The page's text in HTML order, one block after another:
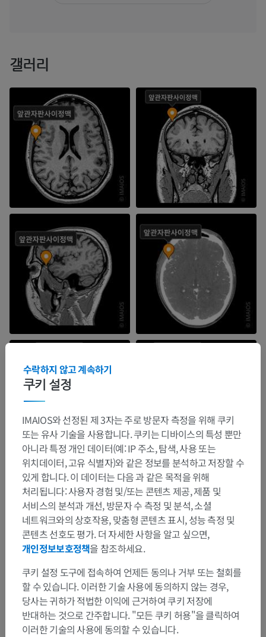
갤러리
해부학적 계층
인체 해부학 2
인체 > 통합계통 > 심장혈관계통
머리정맥 > 판사이정맥> 앞관자판사이정맥
하위 구조:이 부위는 하위 해부 구조가 없습니다
쿠키 설정
수락하지 않고 계속하기
IMAIOS와 선정된 제 3자는 주로 방문자 측정을 위해 쿠키
또는 유사 기술을 사용합니다. 쿠키는 디바이스의 특성 뿐만
아니라 특정 개인 데이터(예: IP 주소, 탐색, 사용 또는
위치데이터, 고유 식별자)와 같은 정보를 분석하고 저장할 수
있게 합니다. 이 데이터는 다음 과 같은 목적을 위해
처리됩니다: 사용자 경험 및/또는 콘텐츠 제공, 제품 및
서비스의 분석과 개선, 방문자 수 측정 및 분석, 소셜
네트워크와의 상호작용, 맞춤형 콘텐츠 표시, 성능 측정 및
콘텐츠 선호도 평가. 더 자세한 사항을 알고 싶으면,
개인정보보호정책을 참조하세요.
쿠키 설정 도구에 접속하여 언제든 동의나 거부 또는 철회를
할 수 있습니다. 이러한 기술 사용에 동의하지 않는 경우,
당사는 귀하가 적법한 이익에 근거하여 쿠키 저장에
반대하는 것으로 간주합니다. "모든 쿠키 허용"을 클릭하여
이러한 기술의 사용에 동의할 수 있습니다.